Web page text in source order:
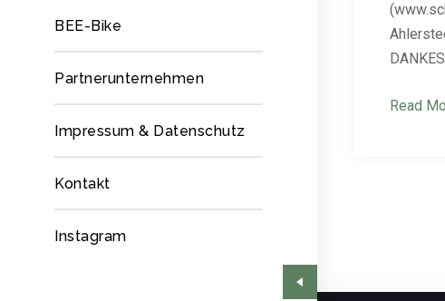
BEE-Bike
Partnerunternehmen
Impressum & Datenschutz
Kontakt
Instagram
Read